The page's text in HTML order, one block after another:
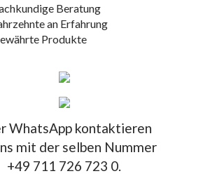
Beratung
an Erfahrung
Produkte
WhatsApp kontaktieren
mit der selben Nummer
+49 711 726 723 0.